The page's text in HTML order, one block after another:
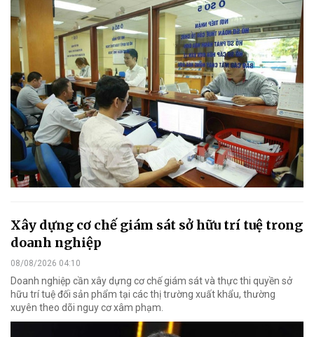
Xây dựng cơ chế giám sát sở hữu trí tuệ trong
doanh nghiệp
08/08/2026 04:10
Doanh nghiệp cần xây dựng cơ chế giám sát và thực thi quyền sở
hữu trí tuệ đối sản phẩm tại các thị trường xuất khẩu, thường
xuyên theo dõi nguy cơ xâm phạm.